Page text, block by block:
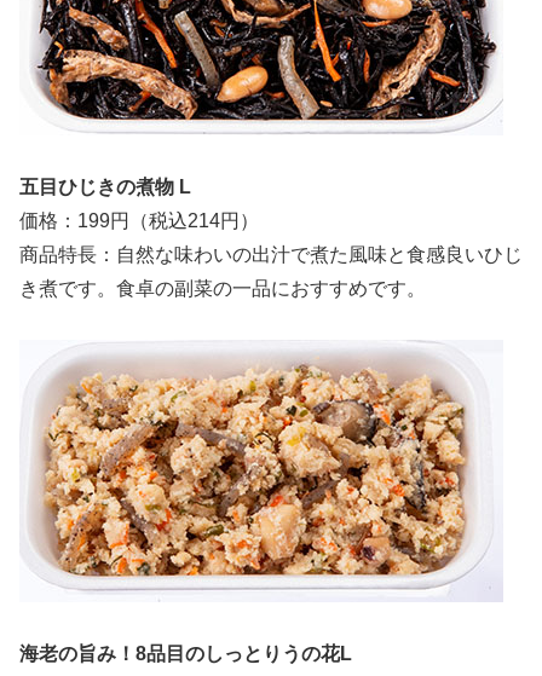
五目ひじきの煮物 L
価格：199円（税込214円）
商品特長：自然な味わいの出汁で煮た風味と食感良いひじ
き煮です。食卓の副菜の一品におすすめです。
海老の旨み！8品目のしっとりうの花L